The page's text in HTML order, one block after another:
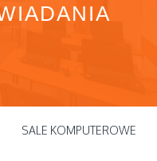
SALE KOMPUTEROWE